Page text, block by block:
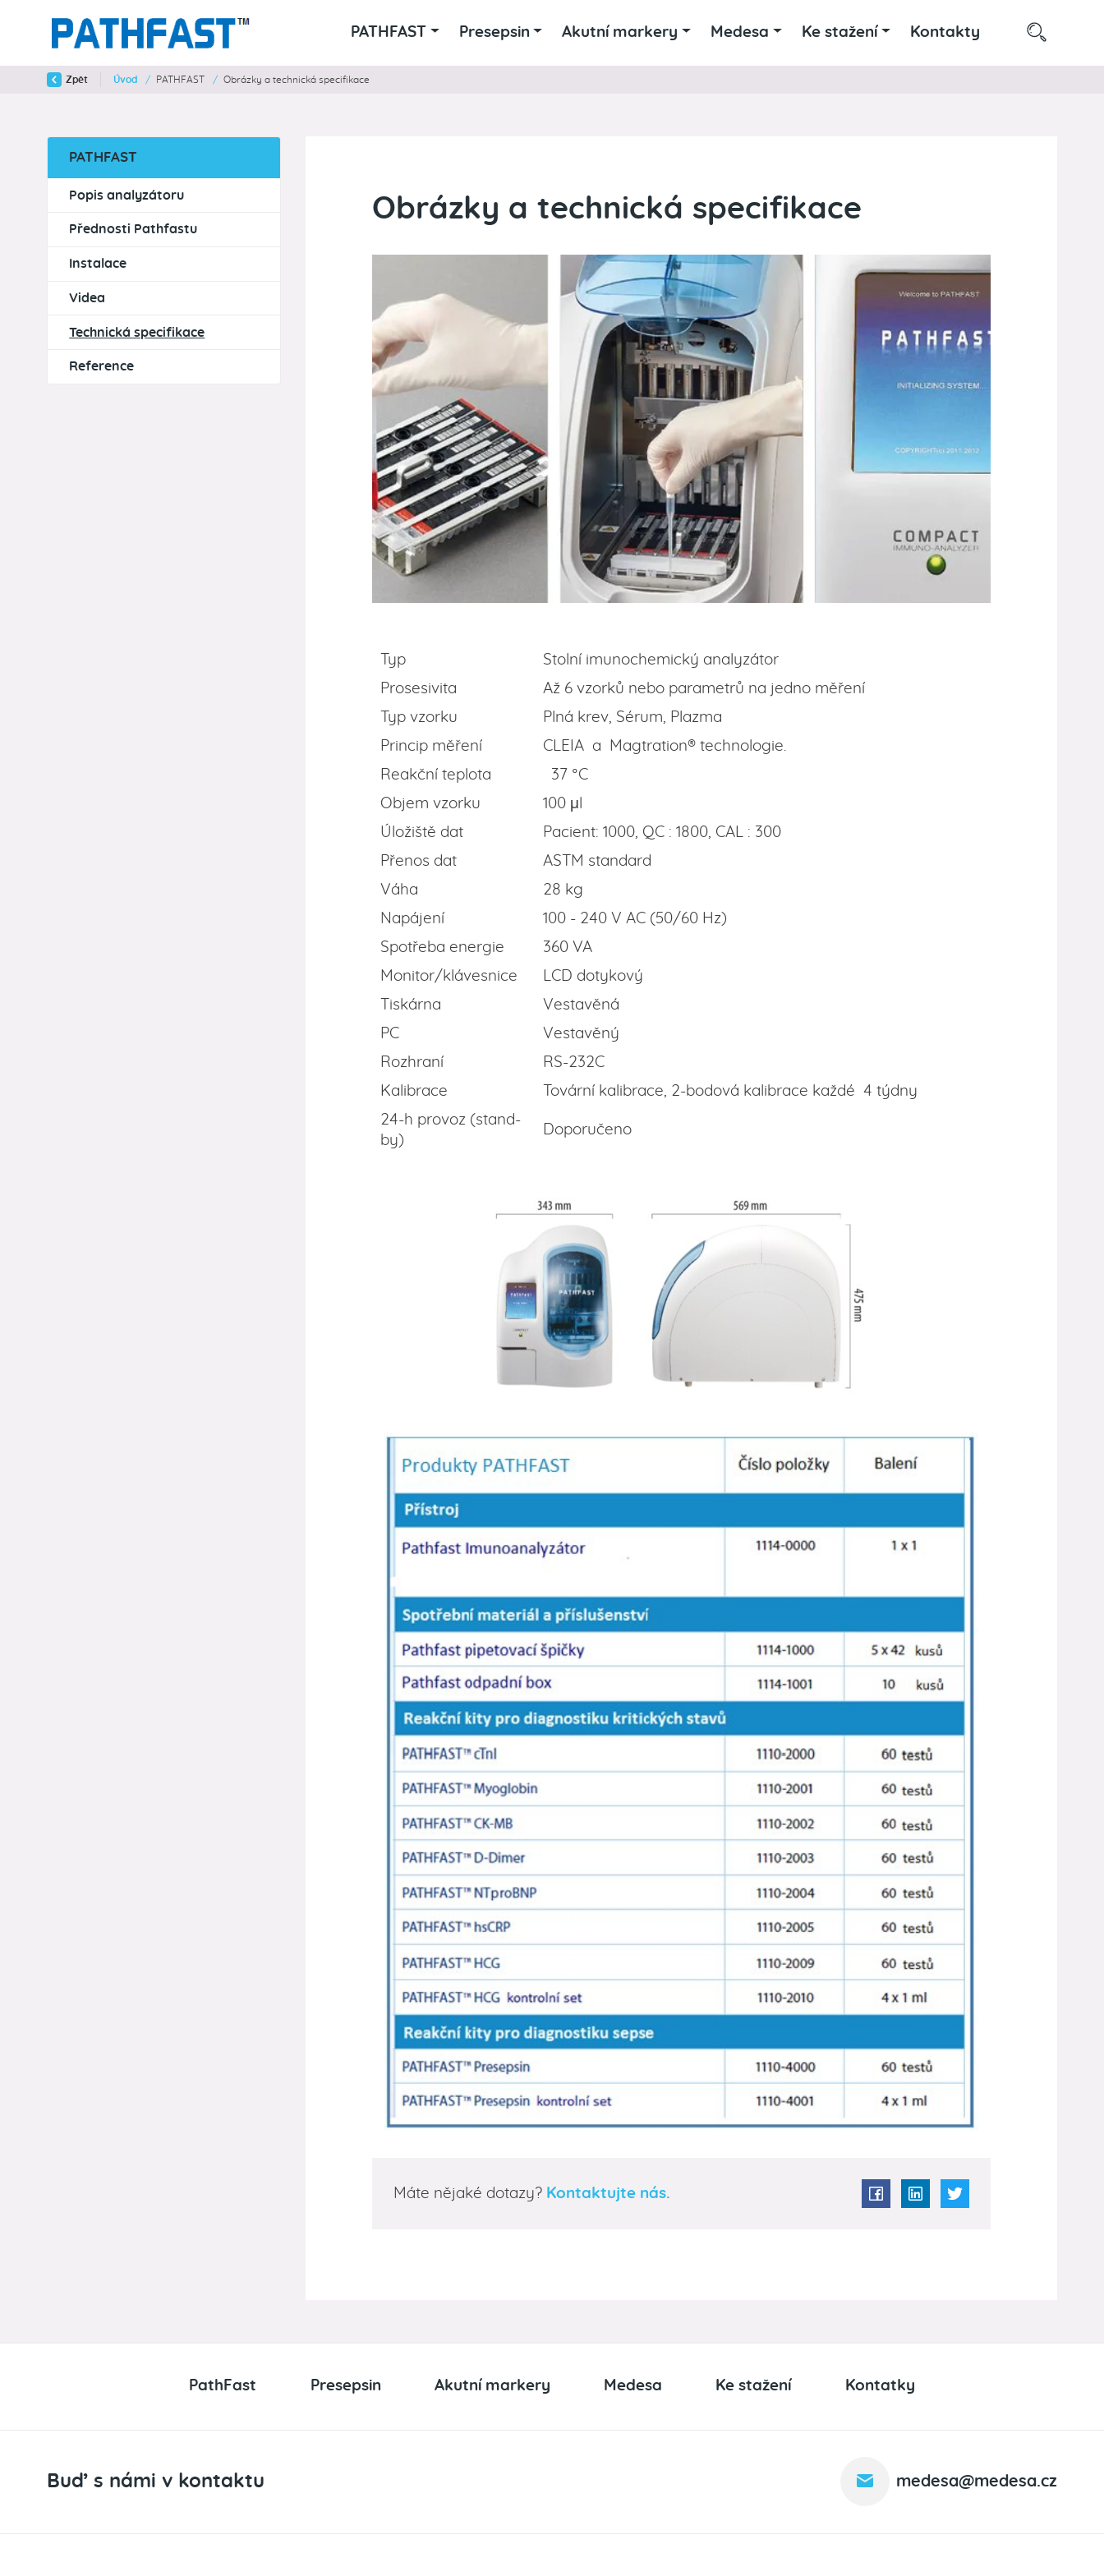
PATHFAST Presepsin Akutní markery Medesa Ke stažení Kontakty
Zpět Úvod / PATHFAST / Obrázky a technická specifikace
PATHFAST
Popis analyzátoru
Přednosti Pathfastu
Instalace
Videa
Technická specifikace
Reference
Obrázky a technická specifikace
Typ
Stolní imunochemický analyzátor
Prosesivita
Až 6 vzorků nebo parametrů na jedno měření
Typ vzorku
Plná krev, Sérum, Plazma
Princip měření
CLEIA a Magtration® technologie.
Reakční teplota
37 °C
Objem vzorku
100 μl
Úložiště dat
Pacient: 1000, QC : 1800, CAL : 300
Přenos dat
ASTM standard
Váha
28 kg
Napájení
100 - 240 V AC (50/60 Hz)
Spotřeba energie
360 VA
Monitor/klávesnice
LCD dotykový
Tiskárna
Vestavěná
PC
Vestavěný
Rozhraní
RS-232C
Kalibrace
Tovární kalibrace, 2-bodová kalibrace každé 4 týdny
24-h provoz (stand-
by)
Doporučeno
Máte nějaké dotazy?Kontaktujte nás.
PathFast Presepsin Akutní markery Medesa Ke stažení Kontatky
Buď s námi v kontaktu medesa@medesa.cz